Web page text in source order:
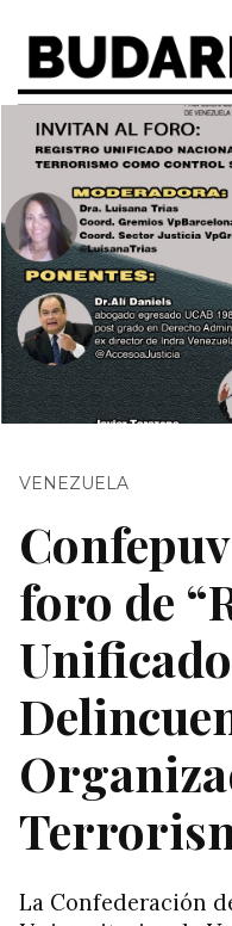
VENEZUELA
foro de
La Confederación